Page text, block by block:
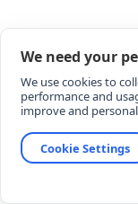
Mısırlı süper